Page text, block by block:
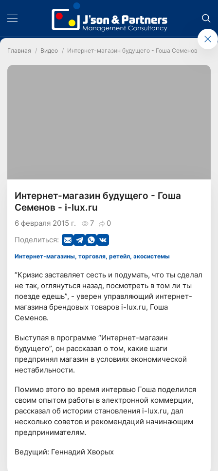
Главная Видео Интернет-магазин будущего - Гоша Семенов - i-
Интернет-магазин будущего - Гоша
Семенов - i-lux.ru
7 0
6 февраля 2015 г.
Поделиться:
Интернет-магазины, торговля, ретейл, экосистемы
“Кризис заставляет сесть и подумать, что ты сделал
не так, оглянуться назад, посмотреть в том ли ты
поезде едешь”, - уверен управляющий интернет-
магазина брендовых товаров i-lux.ru, Гоша
Семенов.
Выступая в программе “Интернет-магазин
будущего”, он рассказал о том, какие шаги
предпринял магазин в условиях экономической
нестабильности.
Помимо этого во время интервью Гоша поделился
своим опытом работы в электронной коммерции,
рассказал об истории становления i-lux.ru, дал
несколько советов и рекомендаций начинающим
предпринимателям.
Ведущий: Геннадий Хворых